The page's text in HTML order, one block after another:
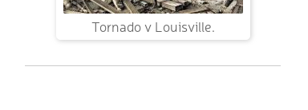
Tornado v Louisville.